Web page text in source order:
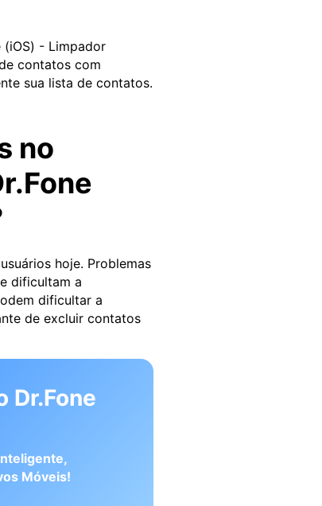
(iOS) - Limpador
contatos com
sua lista de contatos.
no
hoje. Problemas
dificultam a
dificultar a
de excluir contatos
Dr.Fone
Móveis!